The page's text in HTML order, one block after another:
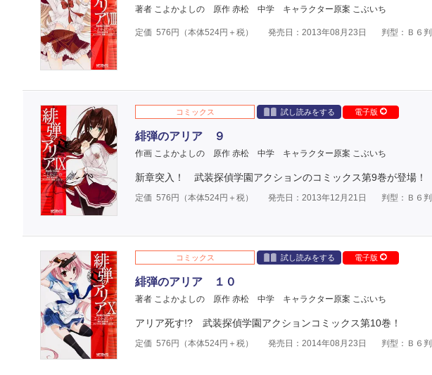
著者 こよかよしの 原作 赤松 中学 キャラクター原案 こぶいち
定価 576円（本体524円＋税） 発売日：2013年08月23日 判型：Ｂ６判
コミックス 試し読みをする 電子版
緋弾のアリア ９
作画 こよかよしの 原作 赤松 中学 キャラクター原案 こぶいち
新章突入！ 武装探偵学園アクションのコミックス第9巻が登場！
定価 576 円（本体524円＋税） 発売日：2013年12月21日 判型：Ｂ６判
コミックス 試し読みをする 電子版
緋弾のアリア １０
著者 こよかよしの 原作 赤松 中学 キャラクター原案 こぶいち
アリア死す!? 武装探偵学園アクションコミックス第10巻！
定価 576 円（本体524円＋税） 発売日：2014年08月23日 判型：Ｂ６判